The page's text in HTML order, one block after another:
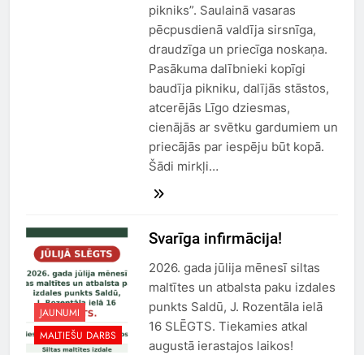
pikniks”. Saulainā vasaras
pēcpusdienā valdīja sirsnīga,
draudzīga un priecīga noskaņa.
Pasākuma dalībnieki kopīgi
baudīja pikniku, dalījās stāstos,
atcerējās Līgo dziesmas,
cienājās ar svētku gardumiem un
priecājās par iespēju būt kopā.
Šādi mirkļi…
JAUNUMI
MALTIEŠU DARBS
Svarīga infirmācija!
2026. gada jūlija mēnesī siltas
maltītes un atbalsta paku izdales
punkts Saldū, J. Rozentāla ielā
16 SLĒGTS. Tiekamies atkal
augustā ierastajos laikos!